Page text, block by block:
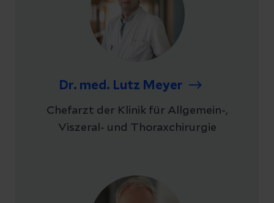
Dr. med. Lutz Meyer
Chefarzt der Klinik für Allgemein-,
Viszeral- und Thoraxchirurgie